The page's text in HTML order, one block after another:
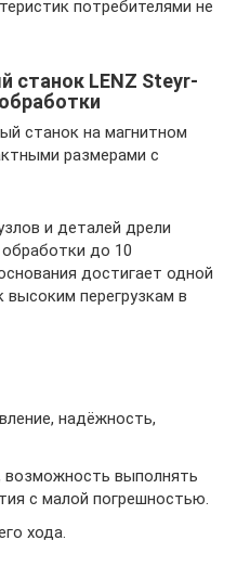
потребителями не
станок LENZ Steyr-
станок на магнитном
размерами с
и деталей дрели
до 10
достигает одной
перегрузкам в
надёжность,
возможность выполнять
с малой погрешностью.
хода.